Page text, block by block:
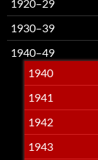
1920–29
1930–39
1940–49
1940
1941
1942
1943